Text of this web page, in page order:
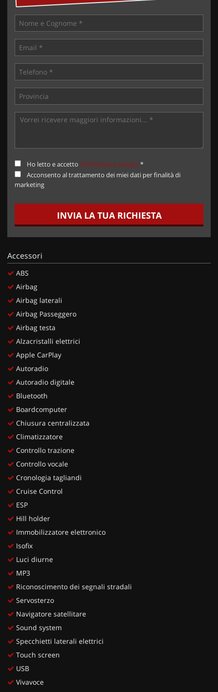
Ho letto e accetto l'informativa privacy*
Acconsento al trattamento dei miei dati per finalità di
marketing
INVIA LA TUA RICHIESTA
Accessori
ABS
Airbag
Airbag laterali
Airbag Passeggero
Airbag testa
Alzacristalli elettrici
Apple CarPlay
Autoradio
Autoradio digitale
Bluetooth
Boardcomputer
Chiusura centralizzata
Climatizzatore
Controllo trazione
Controllo vocale
Cronologia tagliandi
Cruise Control
ESP
Hill holder
Immobilizzatore elettronico
Isofix
Luci diurne
MP3
Riconoscimento dei segnali stradali
Servosterzo
Navigatore satellitare
Sound system
Specchietti laterali elettrici
Touch screen
USB
Vivavoce